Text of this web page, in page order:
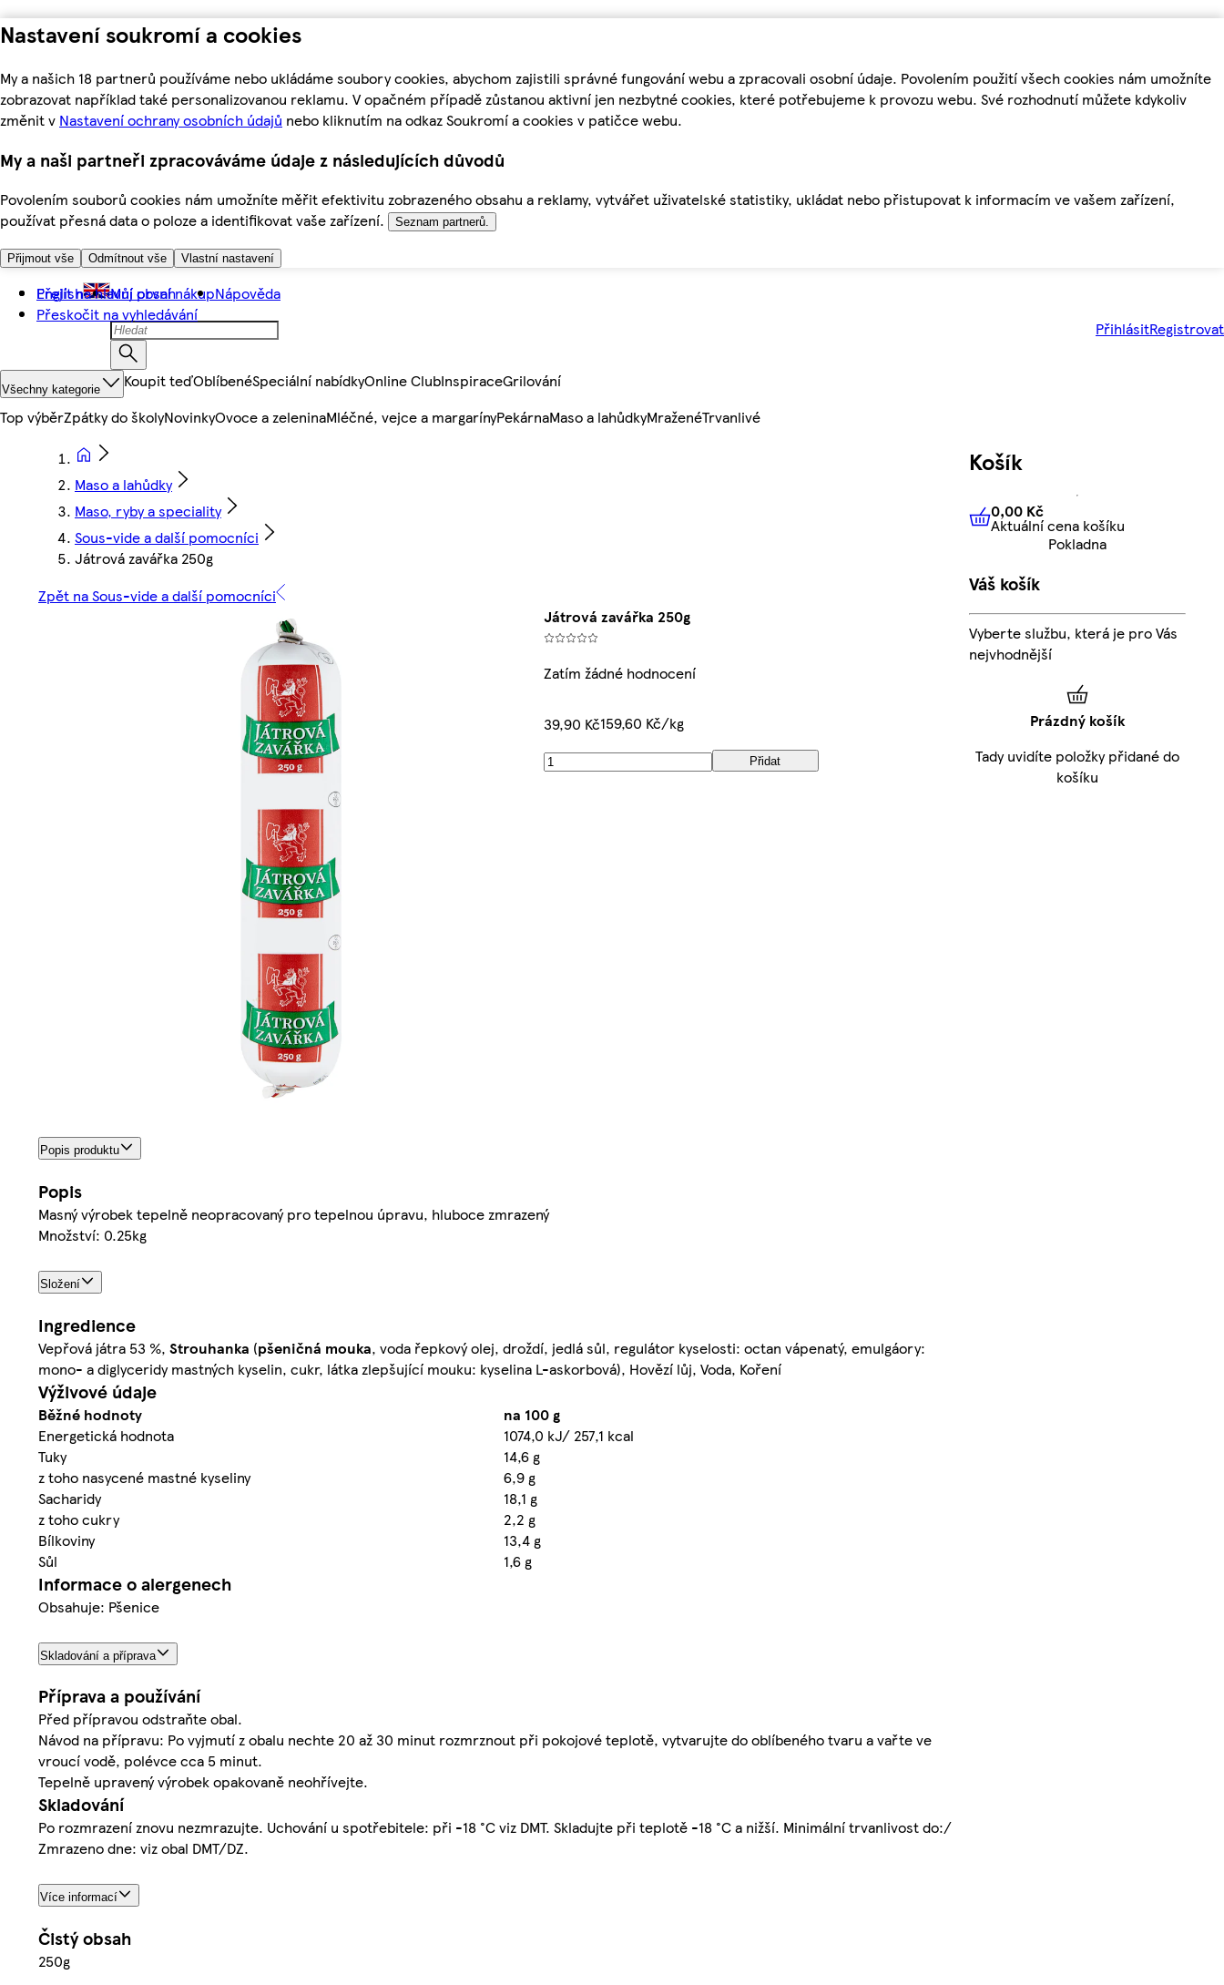
Nastavení soukromí a cookies
My a našich 18 partnerů používáme nebo ukládáme soubory cookies, abychom zajistili správné fungování webu a zpracovali osobní údaje. Povolením použití všech cookies nám umožníte
zobrazovat například také personalizovanou reklamu. V opačném případě zůstanou aktivní jen nezbytné cookies, které potřebujeme k provozu webu. Své rozhodnutí můžete kdykoliv
změnit v Nastavení ochrany osobních údajů nebo kliknutím na odkaz Soukromí a cookies v patičce webu.
My a naši partneři zpracováváme údaje z následujících důvodů
Povolením souborů cookies nám umožníte měřit efektivitu zobrazeného obsahu a reklamy, vytvářet uživatelské statistiky, ukládat nebo přistupovat k informacím ve vašem zařízení,
používat přesná data o poloze a identifikovat vaše zařízení.
Seznam partnerů.
Přijmout vše Odmítnout vše Vlastní nastavení
Přejít na hlavní obsah
Přeskočit na vyhledávání
English Můj první nákupNápověda
PřihlásitRegistrovat
Všechny kategorie Koupit teďOblíbenéSpeciální nabídkyOnline ClubInspiraceGrilování
Top výběrZpátky do školyNovinkyOvoce a zeleninaMléčné, vejce a margarínyPekárnaMaso a lahůdkyMraženéTrvanlivé
Maso a lahůdky
Maso, ryby a speciality
Sous-vide a další pomocníci
Játrová zavářka 250g
Zpět na Sous-vide a další pomocníci
Játrová zavářka 250g
Zatím žádné hodnocení
39,90 Kč159,60 Kč/kg
Přidat
Popis produktu
Popis
Masný výrobek tepelně neopracovaný pro tepelnou úpravu, hluboce zmrazený
Množství: 0.25kg
Složení
Ingredience
Vepřová játra 53 %, Strouhanka (pšeničná mouka, voda řepkový olej, droždí, jedlá sůl, regulátor kyselosti: octan vápenatý, emulgáory:
mono- a diglyceridy mastných kyselin, cukr, látka zlepšující mouku: kyselina L-askorbová), Hovězí lůj, Voda, Koření
Výživové údaje
Běžné hodnoty
na 100 g
Energetická hodnota
1074,0 kJ/ 257,1 kcal
Tuky
14,6 g
z toho nasycené mastné kyseliny
6,9 g
Sacharidy
18,1 g
z toho cukry
2,2 g
Bílkoviny
13,4 g
Sůl
1,6 g
Informace o alergenech
Obsahuje: Pšenice
Skladování a příprava
Příprava a používání
Před přípravou odstraňte obal.
Návod na přípravu: Po vyjmutí z obalu nechte 20 až 30 minut rozmrznout při pokojové teplotě, vytvarujte do oblíbeného tvaru a vařte ve
vroucí vodě, polévce cca 5 minut.
Tepelně upravený výrobek opakovaně neohřívejte.
Skladování
Po rozmrazení znovu nezmrazujte. Uchování u spotřebitele: při -18 °C viz DMT. Skladujte při teplotě -18 °C a nižší. Minimální trvanlivost do:/
Zmrazeno dne: viz obal DMT/DZ.
Více informací
Čistý obsah
250g
Košík
0,00 KčAktuální cena košíku
0,00 Kč
Aktuální cena košíku
Pokladna
Váš košík
Vyberte službu, která je pro Vás
nejvhodnější
Prázdný košík
Tady uvidíte položky přidané do
košíku